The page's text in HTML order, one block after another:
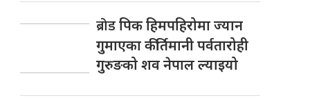
ब्रोडपिक हिमपहिरोमा ज्यान
गुमाएका कीर्तिमानी पर्वतारोही
गुरुङको शव नेपाल ल्याइयो